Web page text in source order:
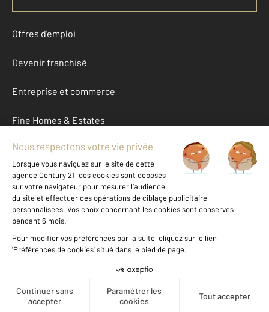
Créer une alerte
Offres d'emploi
Devenir franchisé
Entreprise et commerce
Fine Homes & Estates
À propos
International
Nous contacter
Données personnelles
Gestionnaire des cookies